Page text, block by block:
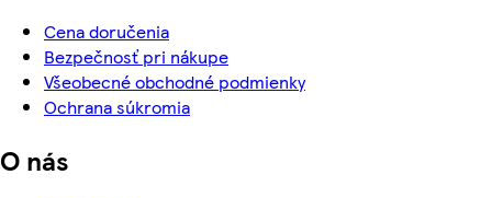
Cena doručenia
Bezpečnosť pri nákupe
Všeobecné obchodné podmienky
Ochrana súkromia
O nás